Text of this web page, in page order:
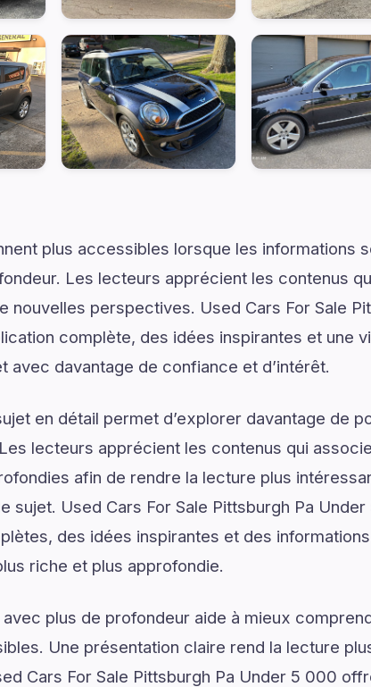
plus accessibles lorsque les informations
Les lecteurs apprécient les contenus
nouvelles perspectives. Used Cars For Sale
complète, des idées inspirantes et une
avec davantage de confiance et d’intérêt.
en détail permet d’explorer davantage de
lecteurs apprécient les contenus qui
afin de rendre la lecture plus
sujet. Used Cars For Sale Pittsburgh Pa
des idées inspirantes et des
riche et plus approfondie.
avec plus de profondeur aide à mieux
Une présentation claire rend la lecture
Cars For Sale Pittsburgh Pa Under 5 000